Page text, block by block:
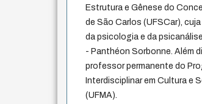
Estrutura e Gênese do
de São Carlos (UFSCar),
da psicologia e da
- Panthéon Sorbonne. Além
professor permanente do
Interdisciplinar em Cultura e
(UFMA).